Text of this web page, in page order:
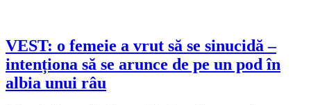
VEST: o femeie a vrut să se sinucidă –
intenționa să se arunce de pe un pod în
albia unui râu